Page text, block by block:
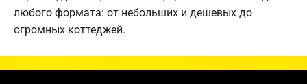
любого формата: от небольших и дешевых до
огромных коттеджей.